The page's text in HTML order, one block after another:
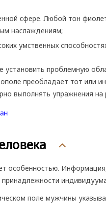
сфере. Любой тон
наслаждениям;
умственных
проблемную
преобладает тот или
выполнять упражнения на
особенностью.
поле мужчины